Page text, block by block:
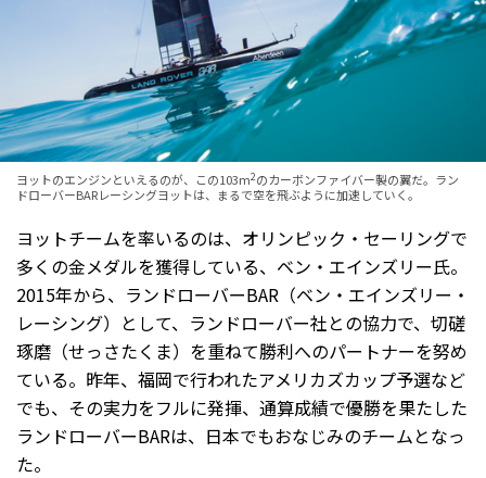
ヨットのエンジンといえるのが、この103m2のカーボンファイバー製の翼だ。ラン
ドローバーBARレーシングヨットは、まるで空を飛ぶように加速していく。
ヨットチームを率いるのは、オリンピック・セーリングで
多くの金メダルを獲得している、ベン・エインズリー氏。
2015年から、ランドローバーBAR（ベン・エインズリー・
レーシング）として、ランドローバー社との協力で、切磋
琢磨（せっさたくま）を重ねて勝利へのパートナーを努め
ている。昨年、福岡で行われたアメリカズカップ予選など
でも、その実力をフルに発揮、通算成績で優勝を果たした
ランドローバーBARは、日本でもおなじみのチームとなっ
た。